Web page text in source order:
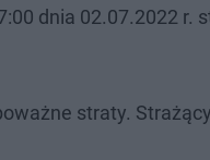
dnia 02.07.2022 r.
straty. Strażący